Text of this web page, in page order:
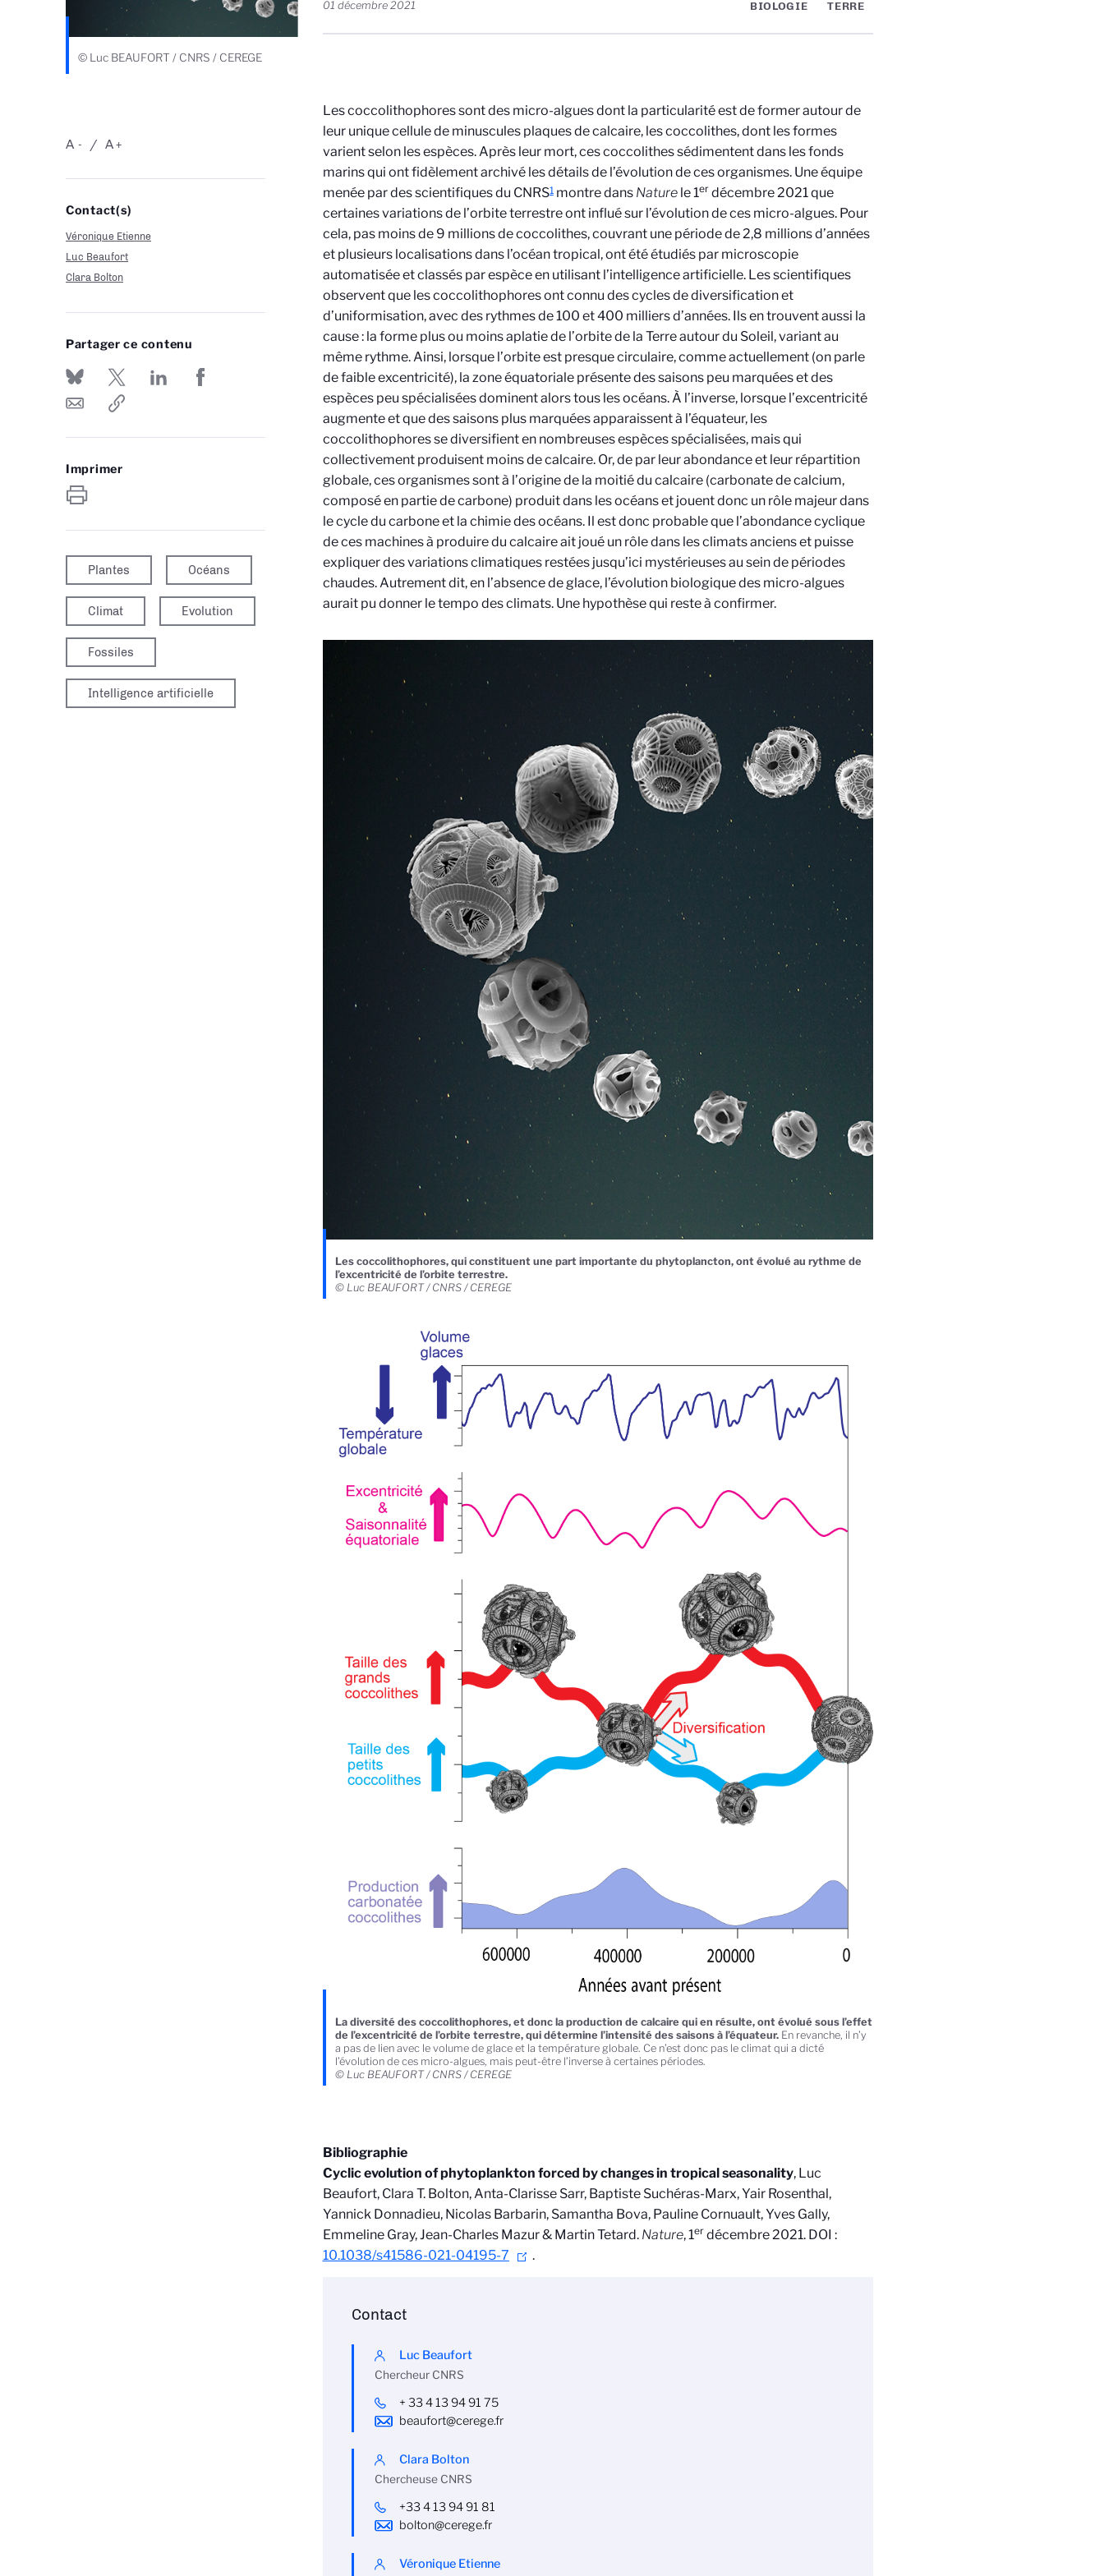
© Luc BEAUFORT / CNRS / CEREGE
-
A +
A
Contact(s)
Véronique Etienne
Luc Beaufort
Clara Bolton
Partager ce contenu
Imprimer
Plantes Océans
Climat Evolution
Fossiles
Intelligence artificielle
01 décembre 2021 BIOLOGIE TERRE
Les coccolithophores sont des micro-algues dont la particularité est de former autour de
leur unique cellule de minuscules plaques de calcaire, les coccolithes, dont les formes
varient selon les espèces. Après leur mort, ces coccolithes sédimentent dans les fonds
marins qui ont fidèlementarchivé les détails de l’évolution de ces organismes. Une équipe
menée par des scientifiques du CNRS1montre dans Naturele 1erdécembre 2021 que
certaines variations de l’orbite terrestre ont influé sur l’évolution de ces micro-algues. Pour
cela, pas moins de 9 millions de coccolithes, couvrant une période de 2,8 millions d’années
et plusieurs localisations dans l’océan tropical, ont été étudiés par microscopie
automatisée et classés par espèce en utilisant l’intelligence artificielle. Les scientifiques
observent que les coccolithophores ont connu des cycles de diversification et
d’uniformisation, avec des rythmes de 100 et 400 milliers d’années. Ils en trouvent aussi la
cause : la forme plus ou moins aplatie de l’orbite de la Terre autour du Soleil, variant au
même rythme. Ainsi, lorsque l’orbite est presque circulaire, comme actuellement (on parle
de faible excentricité), la zoneéquatoriale présente des saisons peu marquéeset des
espèces peu spécialiséesdominent alors tous les océans.À l’inverse, lorsque l’excentricité
augmente et que des saisons plus marquées apparaissent à l’équateur, les
coccolithophores se diversifient en nombreuses espèces spécialisées, mais qui
collectivement produisent moins de calcaire. Or, de par leur abondance et leur répartition
globale, ces organismes sont à l’origine de la moitié du calcaire (carbonate de calcium,
composé en partie de carbone) produit dans les océans et jouent donc un rôle majeur dans
le cycle du carbone et la chimie des océans.Il est donc probable que l’abondance cyclique
de ces machines à produire du calcaire ait joué un rôle dans les climats anciens et puisse
expliquer des variations climatiques restées jusqu’ici mystérieusesau sein de périodes
chaudes. Autrement dit, en l’absence de glace, l’évolution biologique des micro-algues
aurait pu donner le tempo des climats. Une hypothèse qui reste à confirmer.
Les coccolithophores, qui constituent une part importante du phytoplancton, ont évolué au rythme de
l’excentricité de l’orbite terrestre.
© Luc BEAUFORT / CNRS / CEREGE
La diversité des coccolithophores, et donc la production de calcaire qui en résulte, ont évolué sous l’effet
de l’excentricité de l’orbite terrestre, qui détermine l’intensité des saisons à l’équateur.En revanche, il n’y
a pas de lien avec le volume de glace et la température globale. Ce n’est donc pas le climat qui a dicté
l’évolution de ces micro-algues, mais peut-être l’inverse à certaines périodes.
© Luc BEAUFORT / CNRS / CEREGE
Bibliographie
Cyclic evolution of phytoplankton forced by changes in tropical seasonality, Luc
Beaufort, Clara T. Bolton, Anta-Clarisse Sarr, Baptiste Suchéras-Marx, Yair Rosenthal,
Yannick Donnadieu, Nicolas Barbarin, Samantha Bova, Pauline Cornuault, Yves Gally,
Emmeline Gray, Jean-Charles Mazur & Martin Tetard. Nature, 1erdécembre 2021. DOI :
10.1038/s41586-021-04195-7
.
Contact
Luc Beaufort
Chercheur CNRS
+ 33 4 13 94 91 75
beaufort@cerege.fr
Clara Bolton
Chercheuse CNRS
+33 4 13 94 91 81
bolton@cerege.fr
Véronique Etienne